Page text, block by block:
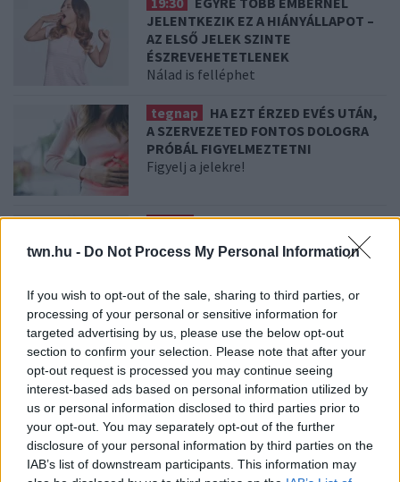
twn.hu - Do Not Process My Personal Information
If you wish to opt-out of the sale, sharing to third parties, or
processing of your personal or sensitive information for
targeted advertising by us, please use the below opt-out
section to confirm your selection. Please note that after your
opt-out request is processed you may continue seeing
interest-based ads based on personal information utilized by
us or personal information disclosed to third parties prior to
your opt-out. You may separately opt-out of the further
disclosure of your personal information by third parties on the
IAB’s list of downstream participants. This information may
JELENTKEZIK EZ A HIÁNYÁLLAPOT –
AZ ELSŐ JELEK SZINTE
ÉSZREVEHETETLENEK
Nálad is felléphet
tegnap
HA EZT ÉRZED EVÉS UTÁN,
A SZERVEZETED FONTOS DOLOGRA
PRÓBÁL FIGYELMEZTETNI
Figyelj a jelekre!
08. 06.
ORVOS FIGYELMEZTET: EZT
SÖPÖRD A SZŐNYEG ALÁ
08. 05.
EZÉRT PÁRÁSODIK BE
ÁLLANDÓAN AZ ABLAK – EGYSZERŰBB
A MEGOLDÁS, MINT GONDOLNÁD
Villámgyors megoldás
08. 04.
NEM ECETTEL ÉS NEM SZÓDABIKARBÓNÁVAL:
EZZEL LESZ ÚJRA CSILLOGÓ A VÍZKÖVES CSAP